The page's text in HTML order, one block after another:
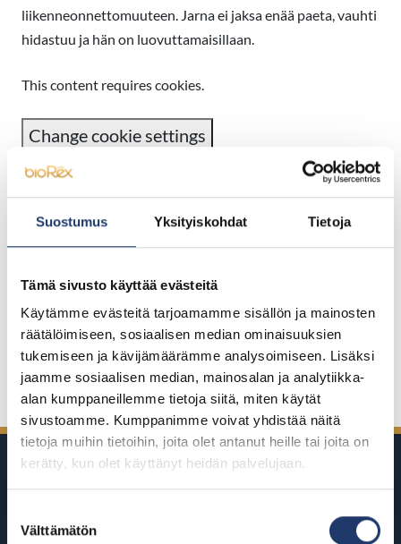
Suostumus Yksityiskohdat Tietoja
Tämä sivusto käyttää evästeitä
Käytämme evästeitä tarjoamamme sisällön ja mainosten
räätälöimiseen, sosiaalisen median ominaisuuksien
tukemiseen ja kävijämäärämme analysoimiseen. Lisäksi
jaamme sosiaalisen median, mainosalan ja analytiikka-
alan kumppaneillemme tietoja siitä, miten käytät
sivustoamme. Kumppanimme voivat yhdistää näitä
tietoja muihin tietoihin, joita olet antanut heille tai joita on
kerätty, kun olet käyttänyt heidän palvelujaan.
valinta
Välttämätön
liikenneonnettomuuteen. Jarna ei jaksa enää paeta, vauhti
hidastuu ja hän on luovuttamaisillaan.
This content requires cookies.
Change cookie settings
sisältö
Jaa Facebookissa
Jaa TwitterissäJaa LinkedInissäJaa WhatsAppissa